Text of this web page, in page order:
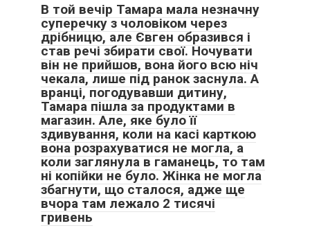
В той вечір Тамара мала незначну
суперечку з чоловіком через
дрібницю, але Євген образився і
став речі збирати свої. Ночувати
він не прийшов, вона його всю ніч
чекала, лише під ранок заснула. А
вранці, погодувавши дитину,
Тамара пішла за продуктами в
магазин. Але, яке було її
здивування, коли на касі карткою
вона розрахуватися не могла, а
коли заглянула в гаманець, то там
ні копійки не було. Жінка не могла
збагнути, що сталося, адже ще
вчора там лежало 2 тисячі
гривень